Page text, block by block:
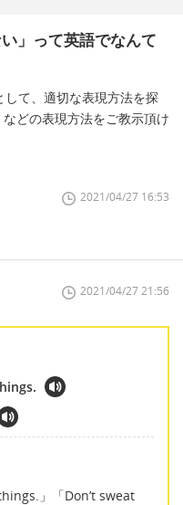
」って英語でなんて
て、適切な表現方法を探
どの表現方法をご教示頂け
2021/04/27 16:53
2021/04/27 21:56
」「Don’t sweat